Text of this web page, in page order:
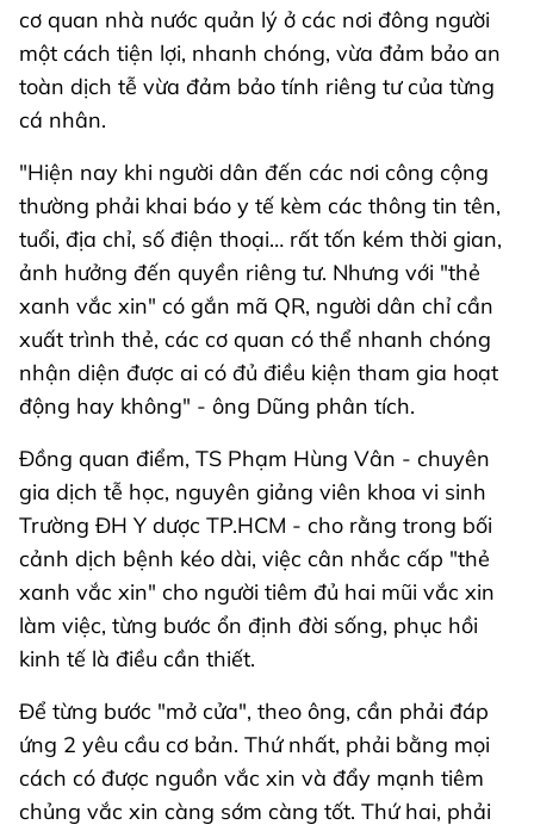
cơ quan nhà nước quản lý ở các nơi đông người
một cách tiện lợi, nhanh chóng, vừa đảm bảo an
toàn dịch tễ vừa đảm bảo tính riêng tư của từng
cá nhân.
"Hiện nay khi người dân đến các nơi công cộng
thường phải khai báo y tế kèm các thông tin tên,
tuổi, địa chỉ, số điện thoại… rất tốn kém thời gian,
ảnh hưởng đến quyền riêng tư. Nhưng với "thẻ
xanh vắc xin" có gắn mã QR, người dân chỉ cần
xuất trình thẻ, các cơ quan có thể nhanh chóng
nhận diện được ai có đủ điều kiện tham gia hoạt
động hay không" - ông Dũng phân tích.
Đồng quan điểm, TS Phạm Hùng Vân - chuyên
gia dịch tễ học, nguyên giảng viên khoa vi sinh
Trường ĐH Y dược TP.HCM - cho rằng trong bối
cảnh dịch bệnh kéo dài, việc cân nhắc cấp "thẻ
xanh vắc xin" cho người tiêm đủ hai mũi vắc xin
làm việc, từng bước ổn định đời sống, phục hồi
kinh tế là điều cần thiết.
Để từng bước "mở cửa", theo ông, cần phải đáp
ứng 2 yêu cầu cơ bản. Thứ nhất, phải bằng mọi
cách có được nguồn vắc xin và đẩy mạnh tiêm
chủng vắc xin càng sớm càng tốt. Thứ hai, phải